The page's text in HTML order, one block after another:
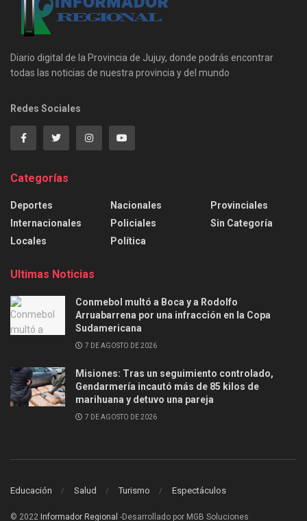
Diario digital de la Provincia de Jujuy, donde podrás encontrar
todas las noticias de nuestra provincia y del mundo
Redes Sociales
Categorías
Deportes
Internacionales
Locales
Nacionales
Policiales
Política
Provinciales
Sin Categoría
Ultimas Noticias
Conmebol multó a Boca y a Rodolfo
Arruabarrena por una infracción en la Copa
Sudamericana
7 DE AGOSTO DE 2026
Misiones: Tras un seguimiento controlado,
Gendarmería incautó más de 85 kilos de
marihuana y detuvo una pareja
7 DE AGOSTO DE 2026
Educación Salud Turismo Espectáculos
© 2022 Informador Regional -Desarrollado por MGB Soluciones